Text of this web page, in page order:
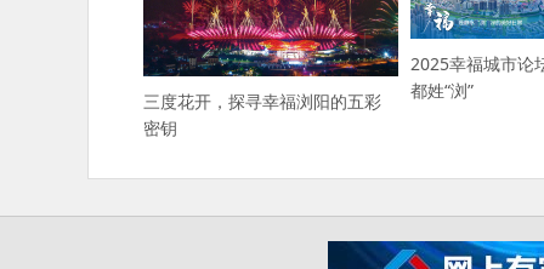
三度花开，探寻幸福浏阳的五彩
密钥
2025幸福城市论
都姓“浏”